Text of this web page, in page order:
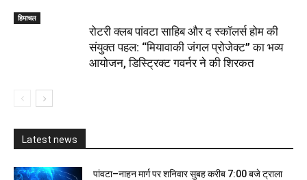
हिमाचल
​रोटरी क्लब पांवटा साहिब और द स्कॉलर्स होम की
संयुक्त पहल: “मियावाकी जंगल प्रोजेक्ट” का भव्य
आयोजन, डिस्ट्रिक्ट गवर्नर ने की शिरकत
Latest news
पांवटा–नाहन मार्ग पर शनिवार सुबह करीब 7:00 बजे ट्राला